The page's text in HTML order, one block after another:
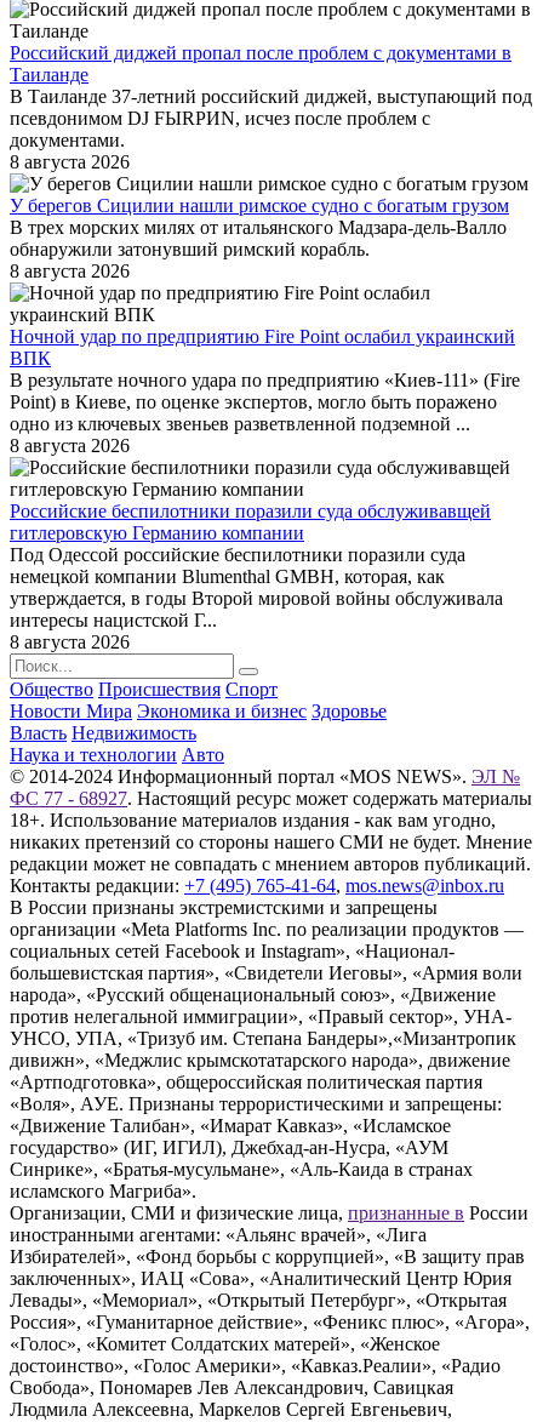
Российский диджей пропал после проблем с документами в
Таиланде
В Таиланде 37-летний российский диджей, выступающий под
псевдонимом DJ FЫRРИN, исчез после проблем с
документами.
8 августа 2026
У берегов Сицилии нашли римское судно с богатым грузом
В трех морских милях от итальянского Мадзара-дель-Валло
обнаружили затонувший римский корабль.
8 августа 2026
Ночной удар по предприятию Fire Point ослабил украинский
ВПК
В результате ночного удара по предприятию «Киев-111» (Fire
Point) в Киеве, по оценке экспертов, могло быть поражено
одно из ключевых звеньев разветвленной подземной ...
8 августа 2026
Российские беспилотники поразили суда обслуживавщей
гитлеровскую Германию компании
Под Одессой российские беспилотники поразили суда
немецкой компании Blumenthal GMBH, которая, как
утверждается, в годы Второй мировой войны обслуживала
интересы нацистской Г...
8 августа 2026
Общество Происшествия Спорт
Новости Мира Экономика и бизнес Здоровье
Власть Недвижимость
Наука и технологии Авто
© 2014-2024 Информационный портал «MOS NEWS». ЭЛ №
ФС 77 - 68927. Настоящий ресурс может содержать материалы
18+. Использование материалов издания - как вам угодно,
никаких претензий со стороны нашего СМИ не будет. Мнение
редакции может не совпадать с мнением авторов публикаций.
Контакты редакции: +7 (495) 765-41-64, mos.news@inbox.ru
В России признаны экстремистскими и запрещены
организации «Meta Platforms Inc. по реализации продуктов —
социальных сетей Facebook и Instagram», «Национал-
большевистская партия», «Свидетели Иеговы», «Армия воли
народа», «Русский общенациональный союз», «Движение
против нелегальной иммиграции», «Правый сектор», УНА-
УНСО, УПА, «Тризуб им. Степана Бандеры»,«Мизантропик
дивижн», «Меджлис крымскотатарского народа», движение
«Артподготовка», общероссийская политическая партия
«Воля», АУЕ. Признаны террористическими и запрещены:
«Движение Талибан», «Имарат Кавказ», «Исламское
государство» (ИГ, ИГИЛ), Джебхад-ан-Нусра, «АУМ
Синрике», «Братья-мусульмане», «Аль-Каида в странах
исламского Магриба».
Организации, СМИ и физические лица, признанные в России
иностранными агентами: «Альянс врачей», «Лига
Избирателей», «Фонд борьбы с коррупцией», «В защиту прав
заключенных», ИАЦ «Сова», «Аналитический Центр Юрия
Левады», «Мемориал», «Открытый Петербург», «Открытая
Россия», «Гуманитарное действие», «Феникс плюс», «Агора»,
«Голос», «Комитет Солдатских матерей», «Женское
достоинство», «Голос Америки», «Кавказ.Реалии», «Радио
Свобода», Пономарев Лев Александрович, Савицкая
Людмила Алексеевна, Маркелов Сергей Евгеньевич,